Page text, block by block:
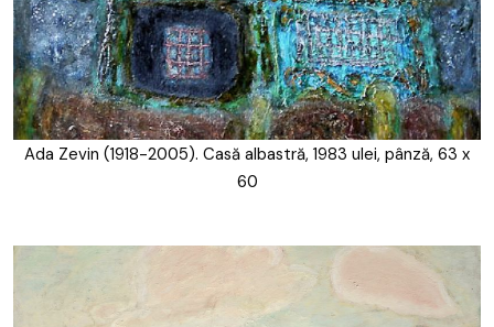
Ada Zevin (1918-2005). Casă albastră, 1983 ulei, pânză, 63 x
60